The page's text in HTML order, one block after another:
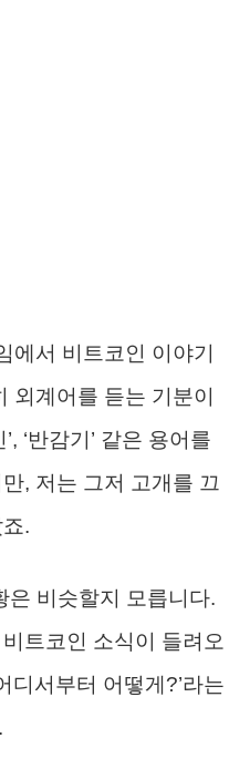
에서 비트코인 이야기
외계어를 듣는 기분이
‘반감기’ 같은 용어를
, 저는 그저 고개를 끄
.
은 비슷할지 모릅니다.
트코인 소식이 들려오
디서부터 어떻게?’라는